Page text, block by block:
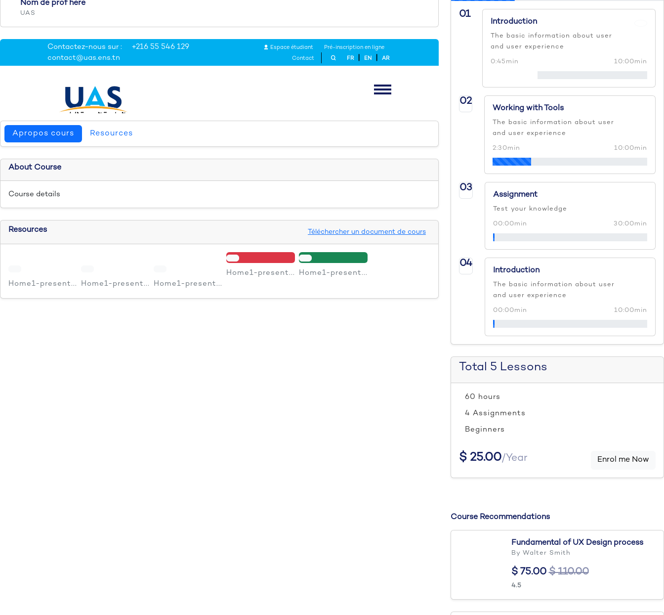
Nom de prof here
UAS
Apropos cours Resources
About Course
Course details
Resources Téléchercher un document de cours
Home1-present... Home1-present... Home1-present...
Home1-present... Home1-present...
01
Introduction
The basic information about user
and user experience
0:45min 10:00min
02
Working with Tools
The basic information about user
and user experience
2:30min 10:00min
03
Assignment
Test your knowledge
00:00min 30:00min
04
Introduction
The basic information about user
and user experience
00:00min 10:00min
Total 5 Lessons
60 hours
4 Assignments
Beginners
$ 25.00/Year Enrol me Now
Course Recommendations
Fundamental of UX Design process
By Walter Smith
$ 75.00$ 110.00
4.5